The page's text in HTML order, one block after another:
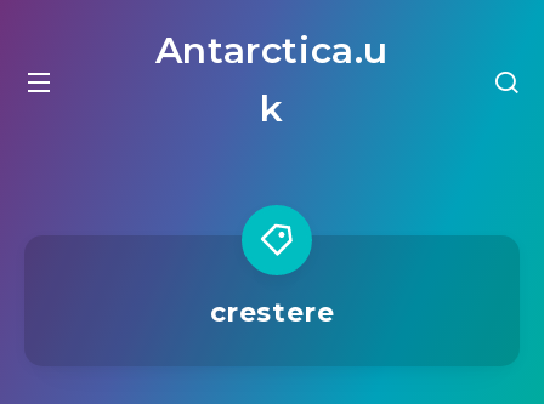
Antarctica.u
k
crestere